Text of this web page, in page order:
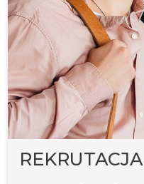
REKRUTACJA